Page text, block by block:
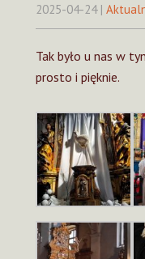
2025-04-24 |
Tak było u nas w
prosto i pięknie.